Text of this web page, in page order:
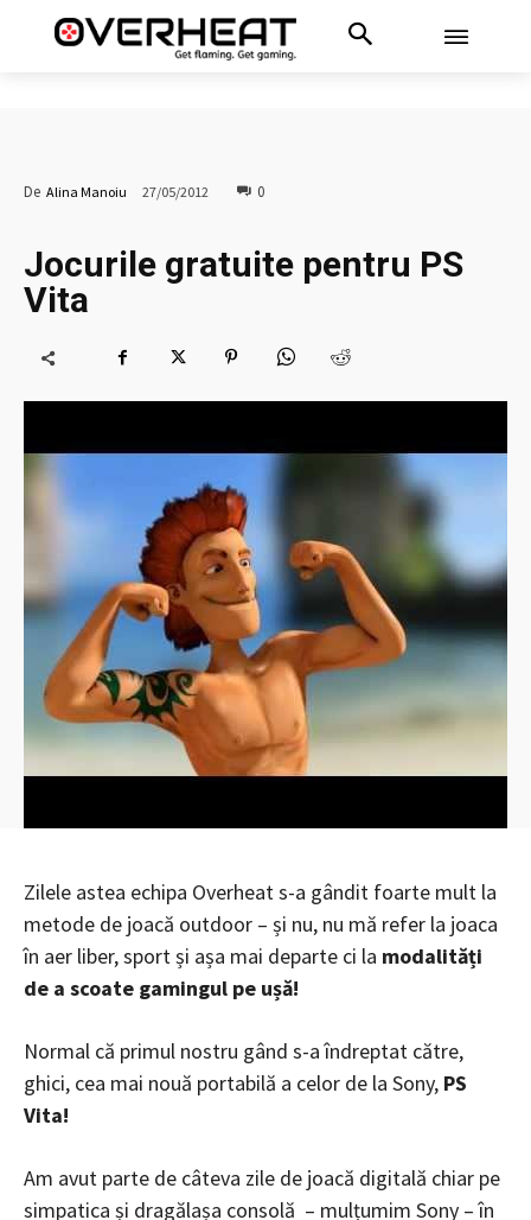
De Alina Manoiu 27/05/2012 0
Jocurile gratuite pentru PS
Vita
Zilele astea echipa Overheat s-a gândit foarte mult la
metode de joacă outdoor – și nu, nu mă refer la joaca
în aer liber, sport și așa mai departe ci la modalități
de a scoate gamingul pe ușă!
Normal că primul nostru gând s-a îndreptat către,
ghici, cea mai nouă portabilă a celor de la Sony, PS
Vita!
Am avut parte de câteva zile de joacă digitală chiar pe
simpatica și dragălașa consolă – mulțumim Sony – în